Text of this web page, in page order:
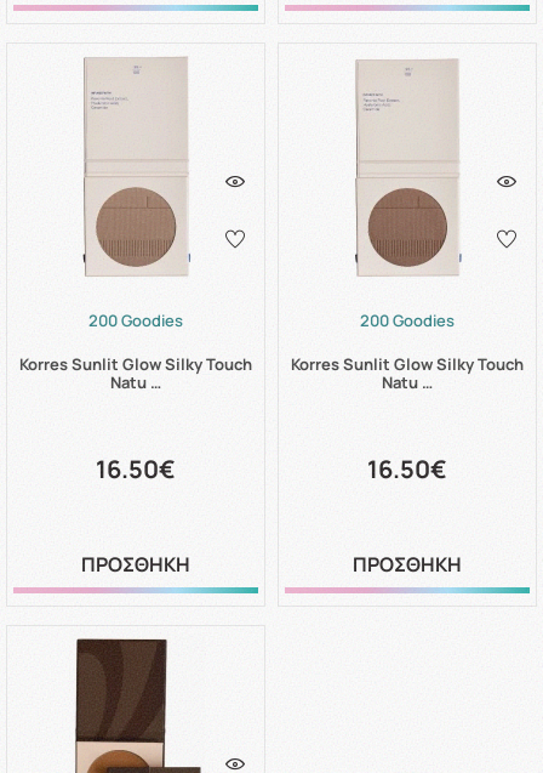
200 Goodies
Korres Sunlit Glow Silky Touch
Natu …
16.50€
ΠΡΟΣΘΗΚΗ
200 Goodies
Korres Sunlit Glow Silky Touch
Natu …
16.50€
ΠΡΟΣΘΗΚΗ